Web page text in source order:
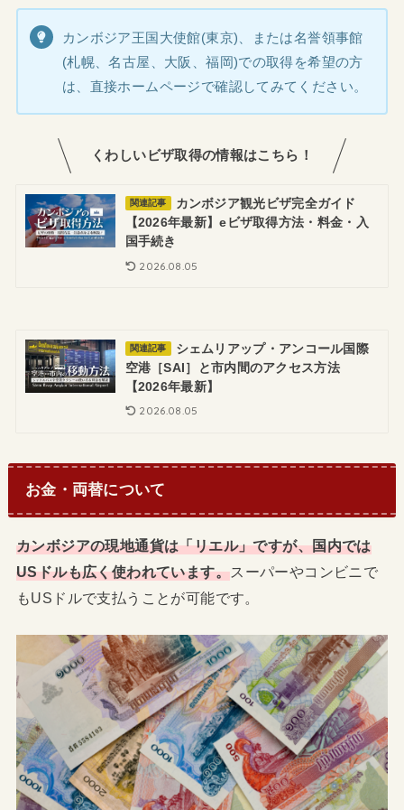
カンボジア王国大使館(東京)、または名誉領事館
(札幌、名古屋、大阪、福岡)での取得を希望の方
は、直接ホームページで確認してみてください。
くわしいビザ取得の情報はこちら！
関連記事
カンボジア観光ビザ完全ガイド
【2026年最新】eビザ取得方法・料金・入
国手続き
2026.08.05
関連記事
シェムリアップ・アンコール国際
空港［SAI］と市内間のアクセス方法
【2026年最新】
2026.08.05
お金・両替について
カンボジアの現地通貨は「リエル」ですが、国内では
USドルも広く使われています。スーパーやコンビニで
もUSドルで支払うことが可能です。